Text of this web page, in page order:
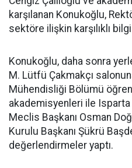
karşılanan Konukoğlu,
sektöre ilişkin karşılıklı
Konukoğlu, daha sonra
M. Lütfü Çakmakçı
Mühendisliği Bölümü
akademisyenleri ile Isparta
Meclis Başkanı Osman
Kurulu Başkanı Şükrü
değerlendirmeler yaptı.